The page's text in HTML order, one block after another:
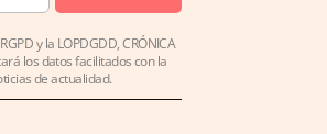
y la LOPDGDD, CRÓNICA
los datos facilitados con la
de actualidad.